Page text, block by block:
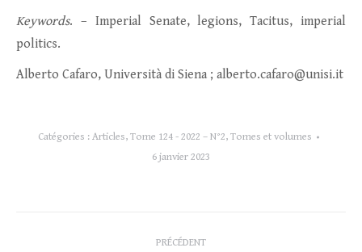
Keywords. – Imperial Senate, legions, Tacitus, imperial
politics.
Alberto Cafaro, Università di Siena ; alberto.cafaro@unisi.it
Catégories : Articles, Tome 124 - 2022 – N°2, Tomes et volumes
6 janvier 2023
PRÉCÉDENT